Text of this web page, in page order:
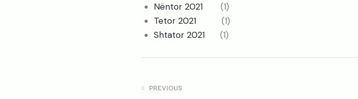
Nëntor 2021 (1)
Tetor 2021 (1)
Shtator 2021 (1)
PREVIOUS